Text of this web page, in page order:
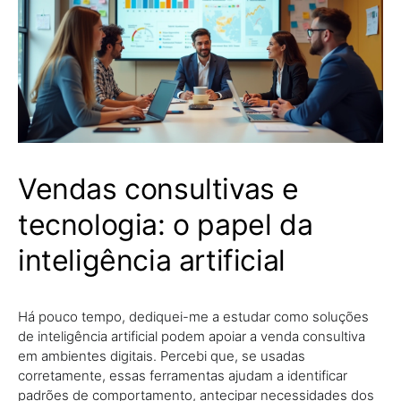
Vendas consultivas e
tecnologia: o papel da
inteligência artificial
Há pouco tempo, dediquei-me a estudar como soluções
de inteligência artificial podem apoiar a venda consultiva
em ambientes digitais. Percebi que, se usadas
corretamente, essas ferramentas ajudam a identificar
padrões de comportamento, antecipar necessidades dos